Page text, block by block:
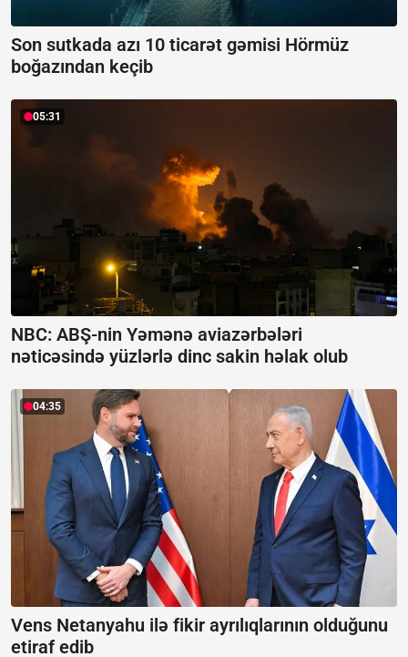
Son sutkada azı 10 ticarət gəmisi Hörmüz
boğazından keçib
05:31
NBC: ABŞ-nin Yəmənə aviazərbələri
nəticəsində yüzlərlə dinc sakin həlak olub
04:35
Vens Netanyahu ilə fikir ayrılıqlarının olduğunu
etiraf edib